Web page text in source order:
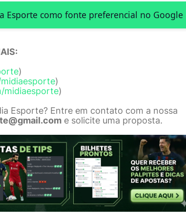
Esporte como fonte preferencial no Google
)
)
midiaesporte)
Esporte? Entre em contato com a nossa
e solicite uma proposta.